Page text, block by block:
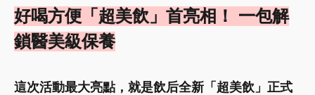
好喝方便「超美飲」首亮相！ 一包解
鎖醫美級保養
這次活動最大亮點，就是飲后全新「超美飲」正式